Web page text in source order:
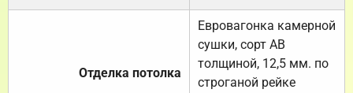
Отделка потолка
Евровагонка камерной
сушки, сорт АВ
толщиной, 12,5 мм. по
строганой рейке